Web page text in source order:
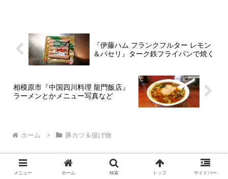
『伊藤ハム フランクフルター レモン
＆パセリ』ターク鉄フライパンで焼く
相模原市『中国四川料理 龍門飯店』
ラーメンとかメニュー写真など
ホーム 豚カツ＆揚げ物
メニュー ホーム 検索 トップ サイドバー